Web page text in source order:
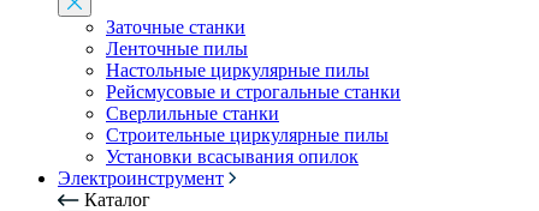
Заточные станки
Ленточные пилы
Настольные циркулярные пилы
Рейсмусовые и строгальные станки
Сверлильные станки
Строительные циркулярные пилы
Установки всасывания опилок
Электроинструмент
Каталог